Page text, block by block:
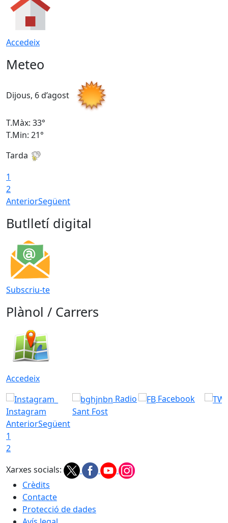
Accedeix
Meteo
Dijous, 6 d’agost
T.Màx: 33°
T.Min: 21°
Tarda
1
2
AnteriorSegüent
Butlletí digital
Subscriu-te
Plànol / Carrers
Accedeix
Instagram
Radio
Sant Fost
Facebook
AnteriorSegüent
1
2
Xarxes socials:
Crèdits
Contacte
Protecció de dades